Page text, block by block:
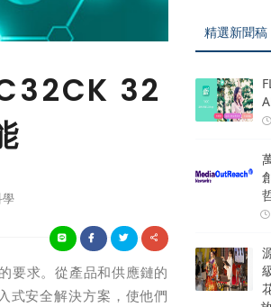
32
要求。從產品和供應鏈的
式安全解決方案，使他們
精選新聞稿